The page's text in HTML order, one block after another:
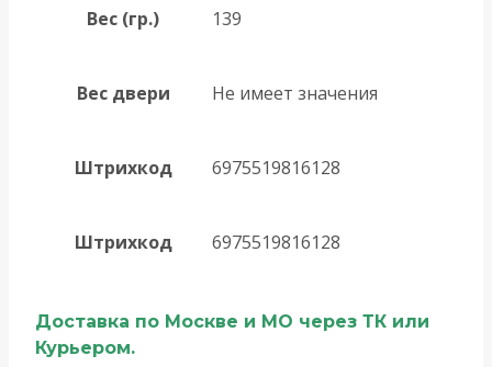
Вес (гр.) 139
Вес двери Не имеет значения
Штрихкод 6975519816128
Штрихкод 6975519816128
Доставка по Москве и МО через ТК или
Курьером.